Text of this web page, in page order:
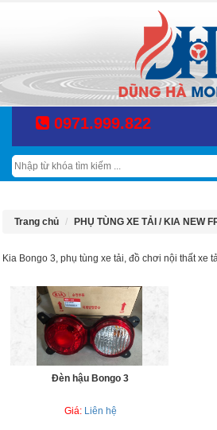
0971.999.822
Tìm
kiếm
Trang chủ PHỤ TÙNG XE TẢI / KIA NEW
Kia Bongo 3, phụ tùng xe tải, đồ chơi nội thất xe
Đèn hậu Bongo 3
Giá: Liên hệ